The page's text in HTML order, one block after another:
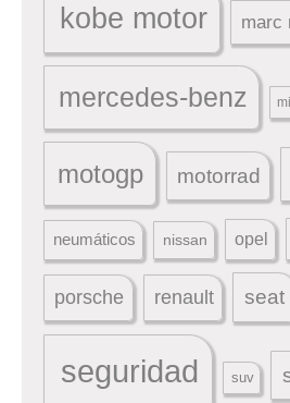
kobe motor marc
mercedes-benz
motogp motorrad
neumáticos nissan opel
porsche renault seat
seguridad suv